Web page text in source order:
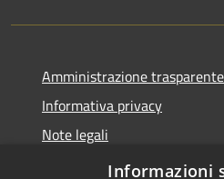
Amministrazione trasparente
Informativa privacy
Note legali
Dichiarazione di accessibilità
Informazioni